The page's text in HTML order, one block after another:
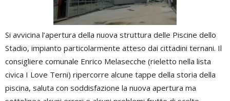
Si avvicina l’apertura della nuova struttura delle Piscine dello
Stadio, impianto particolarmente atteso dai cittadini ternani. Il
consigliere comunale Enrico Melasecche (rieletto nella lista
civica I Love Terni) ripercorre alcune tappe della storia della
piscina, saluta con soddisfazione la nuova apertura ma